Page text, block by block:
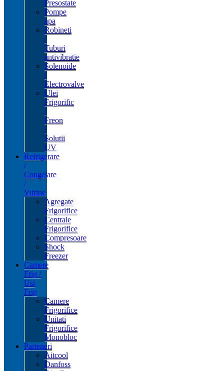
Presostate
Pompe
apa
Robineti
/
Tuburi
antivibratie
Solenoide
/
Electrovalve
Ulei
Frigorific
/
Freon
/
Solutii
UV
Refrigerare
/
Congelare
/
Vitrine
Agregate
Frigorifice
Centrale
Frigorifice
Compresoare
Shock
Freezer
Camere
Frig /
Usi
Frig
Camere
Frigorifice
Unitati
Frigorifice
Monobloc
Parteneri
Aitcool
Danfoss